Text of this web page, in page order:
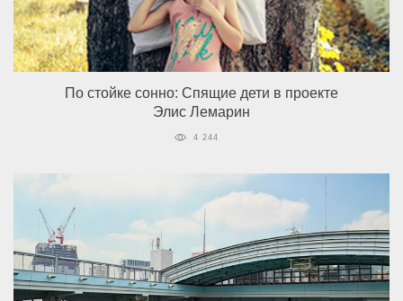
По стойке сонно: Спящие дети в проекте
Элис Лемарин
4 244